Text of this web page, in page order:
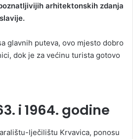
arhitektonskih zdanja
glavnih puteva, ovo mjesto dobro
dok je za većinu turista gotovo
i 1964. godine
lječilištu Krvavica, ponosu